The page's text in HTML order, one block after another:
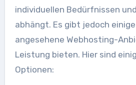
individuellen Bedürfnissen
abhängt. Es gibt jedoch
angesehene Webhosting-
Leistung bieten. Hier sind
Optionen: